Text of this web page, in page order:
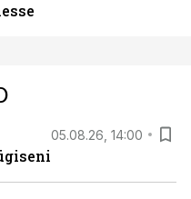
05.08.26, 14:00